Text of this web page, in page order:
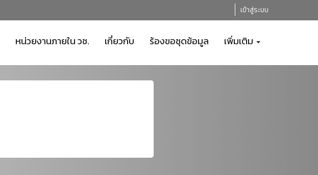
เข้าสู่ระบบ
หน่วยงานภายใน วช. เกี่ยวกับ ร้องขอชุดข้อมูล เพิ่มเติม